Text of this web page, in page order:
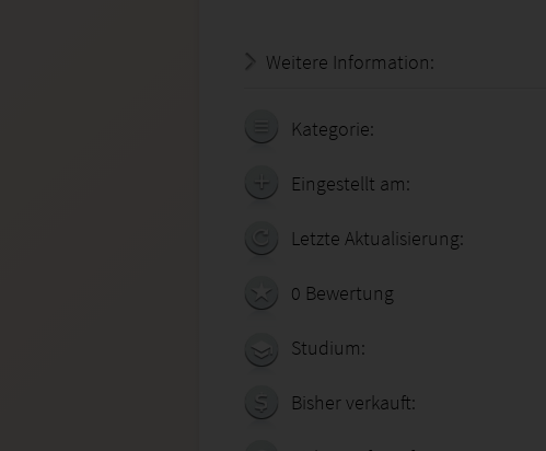
Weitere Information:
Kategorie:
Eingestellt am:
Letzte Aktualisierung:
0 Bewertung
Studium:
Bisher verkauft: